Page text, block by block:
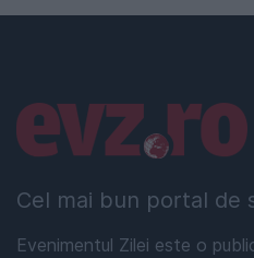
Cel mai bun portal de
Evenimentul Zilei este o
Linkuri utile